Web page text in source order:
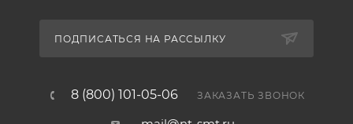
ПОДПИСАТЬСЯ НА РАССЫЛКУ
8 (800) 101-05-06 ЗАКАЗАТЬ ЗВОНОК